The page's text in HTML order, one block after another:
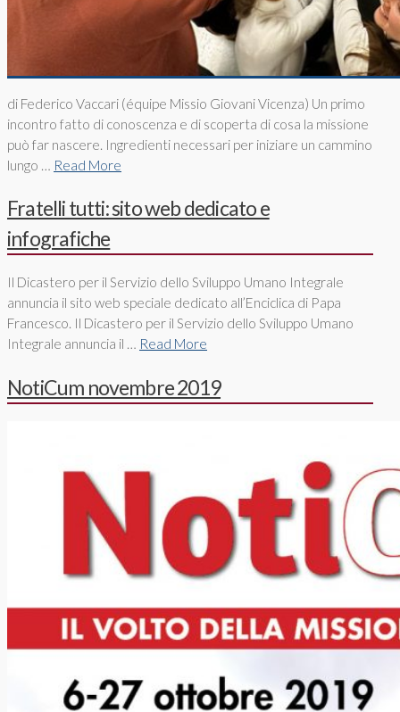
di Federico Vaccari (équipe Missio Giovani Vicenza) Un primo
incontro fatto di conoscenza e di scoperta di cosa la missione
può far nascere. Ingredienti necessari per iniziare un cammino
lungo … Read More
Fratelli tutti: sito web dedicato e
infografiche
Il Dicastero per il Servizio dello Sviluppo Umano Integrale
annuncia il sito web speciale dedicato all’Enciclica di Papa
Francesco. Il Dicastero per il Servizio dello Sviluppo Umano
Integrale annuncia il … Read More
NotiCum novembre 2019